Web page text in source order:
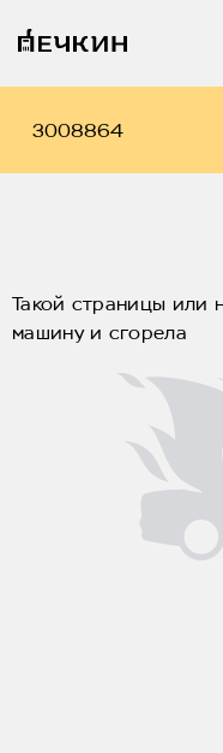
Такой страницы или
машину и сгорела